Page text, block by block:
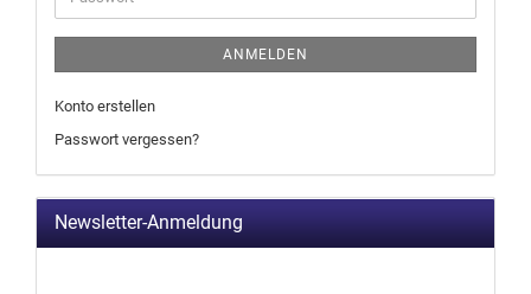
ANMELDEN
Konto erstellen
Passwort vergessen?
Newsletter-Anmeldung